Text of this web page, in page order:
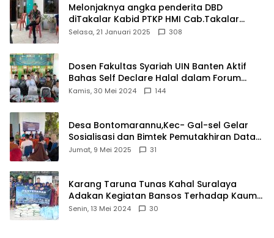
Melonjaknya angka penderita DBD
diTakalar Kabid PTKP HMI Cab.Takalar
angkat bicara
Selasa, 21 Januari 2025 308
Dosen Fakultas Syariah UIN Banten Aktif
Bahas Self Declare Halal dalam Forum
Ijtima Ulama MUI
Kamis, 30 Mei 2024 144
Desa Bontomarannu,Kec- Gal-sel Gelar
Sosialisasi dan Bimtek Pemutakhiran Data
ID
Jumat, 9 Mei 2025 31
Karang Taruna Tunas Kahal Suralaya
Adakan Kegiatan Bansos Terhadap Kaum
Dhuafa dan Anak Yatim-Piatu
Senin, 13 Mei 2024 30